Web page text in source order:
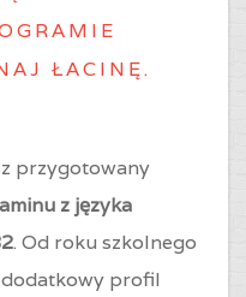
ŁACINĘ.
przygotowany
z języka
. Od roku szkolnego
profil